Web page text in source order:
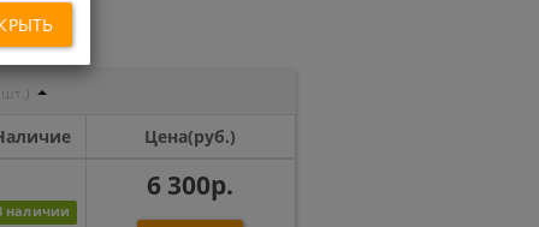
Цена(руб.)
наличии
6 300р.